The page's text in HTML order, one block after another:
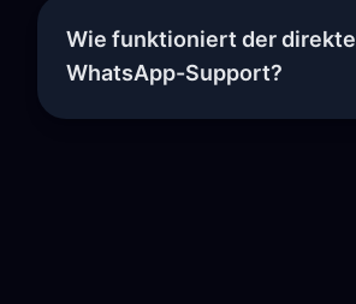
Wie funktioniert der direkte
WhatsApp-Support?